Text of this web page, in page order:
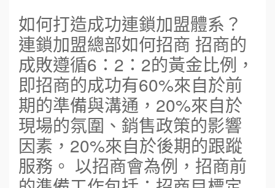
如何打造成功連鎖加盟體系？
連鎖加盟總部如何招商 招商的
成敗遵循6：2：2的黃金比例，
即招商的成功有60%來自於前
期的準備與溝通，20%來自於
現場的氛圍、銷售政策的影響
因素，20%來自於後期的跟蹤
服務。 以招商會為例，招商前